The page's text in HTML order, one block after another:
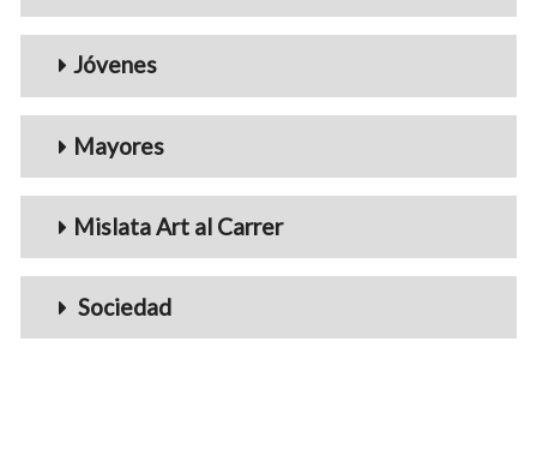
Jóvenes
Mayores
Mislata Art al Carrer
Sociedad